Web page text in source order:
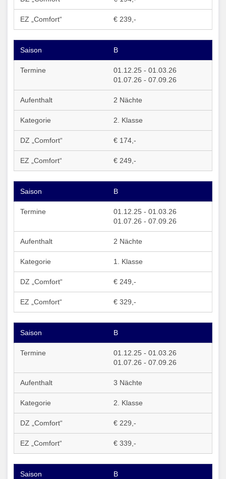
€ 239,-
B
01.12.25 - 01.03.26
01.07.26 - 07.09.26
2 Nächte
2. Klasse
€ 174,-
€ 249,-
B
01.12.25 - 01.03.26
01.07.26 - 07.09.26
2 Nächte
1. Klasse
€ 249,-
€ 329,-
B
01.12.25 - 01.03.26
01.07.26 - 07.09.26
3 Nächte
2. Klasse
€ 229,-
€ 339,-
B